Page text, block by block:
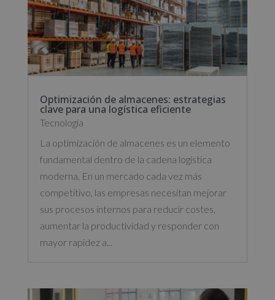
Optimización de almacenes: estrategias
clave para una logística eficiente
Tecnología
La optimización de almacenes es un elemento
fundamental dentro de la cadena logística
moderna. En un mercado cada vez más
competitivo, las empresas necesitan mejorar
sus procesos internos para reducir costes,
aumentar la productividad y responder con
mayor rapidez a...